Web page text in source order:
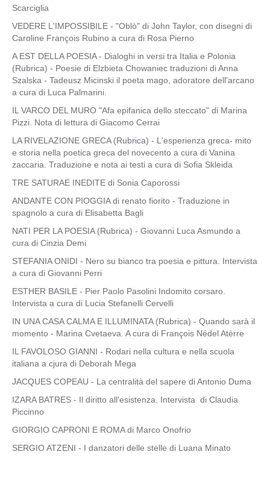
Scarciglia
VEDERE L'IMPOSSIBILE - "Oblò" di John Taylor, con disegni di
Caroline François Rubino a cura di Rosa Pierno
A EST DELLA POESIA - Dialoghi in versi tra Italia e Polonia
(Rubrica) - Poesie di Elzbieta Chowaniec traduzioni di Anna
Szalska - Tadeusz Micinski il poeta mago, adoratore dell'arcano
a cura di Luca Palmarini.
IL VARCO DEL MURO "Afa epifanica dello steccato" di Marina
Pizzi. Nota di lettura di Giacomo Cerrai
LA RIVELAZIONE GRECA (Rubrica) - L'esperienza greca- mito
e storia nella poetica greca del novecento a cura di Vanina
zaccaria. Traduzione e nota ai testi a cura di Sofia Skleida
TRE SATURAE INEDITE di Sonia Caporossi
ANDANTE CON PIOGGIA di renato fiorito - Traduzione in
spagnolo a cura di Elisabetta Bagli
NATI PER LA POESIA (Rubrica) - Giovanni Luca Asmundo a
cura di Cinzia Demi
STEFANIA ONIDI - Nero su bianco tra poesia e pittura. Intervista
a cura di Giovanni Perri
ESTHER BASILE - Pier Paolo Pasolini Indomito corsaro.
Intervista a cura di Lucia Stefanelli Cervelli
IN UNA CASA CALMA E ILLUMINATA (Rubrica) - Quando sarà il
momento - Marina Cvetaeva. A cura di François Nédel Atèrre
IL FAVOLOSO GIANNI - Rodari nella cultura e nella scuola
italiana a cjura di Deborah Mega
JACQUES COPEAU - La centralità del sapere di Antonio Duma
IZARA BATRES - Il diritto all'esistenza. Intervista di Claudia
Piccinno
GIORGIO CAPRONI E ROMA di Marco Onofrio
SERGIO ATZENI - I danzatori delle stelle di Luana Minato